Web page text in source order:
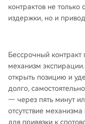
контрактов не только
издержки, но и
Бессрочный контракт
механизм
открыть позицию и
долго,
— через пять минут
отсутствие
для привязки к